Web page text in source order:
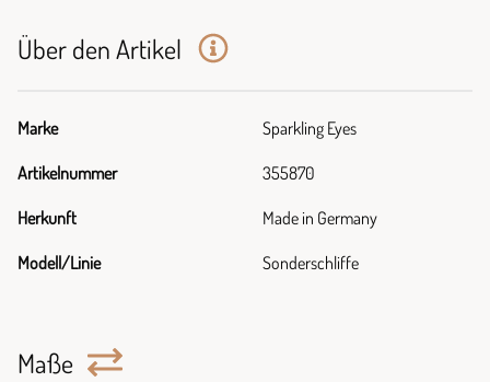
Über den Artikel
Marke Sparkling Eyes
Artikelnummer 355870
Herkunft Made in Germany
Modell/Linie Sonderschliffe
Maße